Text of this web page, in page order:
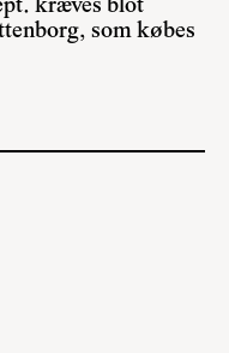
kræves blot
som købes